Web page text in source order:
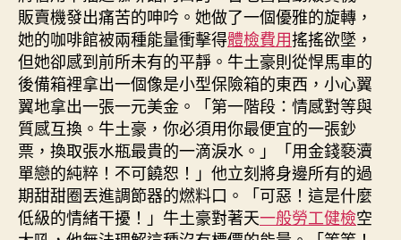
販賣機發出痛苦的呻吟。她做了一個優雅的旋轉，
她的咖啡館被兩種能量衝擊得體檢費用搖搖欲墜，
但她卻感到前所未有的平靜。牛土豪則從悍馬車的
後備箱裡拿出一個像是小型保險箱的東西，小心翼
翼地拿出一張一元美金。「第一階段：情感對等與
質感互換。牛土豪，你必須用你最便宜的一張鈔
票，換取張水瓶最貴的一滴淚水。」「用金錢褻瀆
單戀的純粹！不可饒恕！」他立刻將身邊所有的過
期甜甜圈丟進調節器的燃料口。「可惡！這是什麼
低級的情緒干擾！」牛土豪對著天一般勞工健檢空